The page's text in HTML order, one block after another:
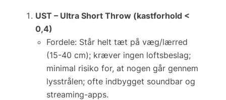
UST – Ultra Short Throw (kastforhold <
0,4)
Fordele: Står helt tæt på væg/lærred
(15-40 cm); kræver ingen loftsbeslag;
minimal risiko for, at nogen går gennem
lysstrålen; ofte indbygget soundbar og
streaming-apps.